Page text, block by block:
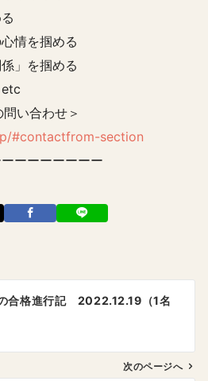
情を掴める
」を掴める
い合わせ＞
#contactfrom-section
ーーーーーーー
合格進行記 2022.12.19（1名
次のページへ